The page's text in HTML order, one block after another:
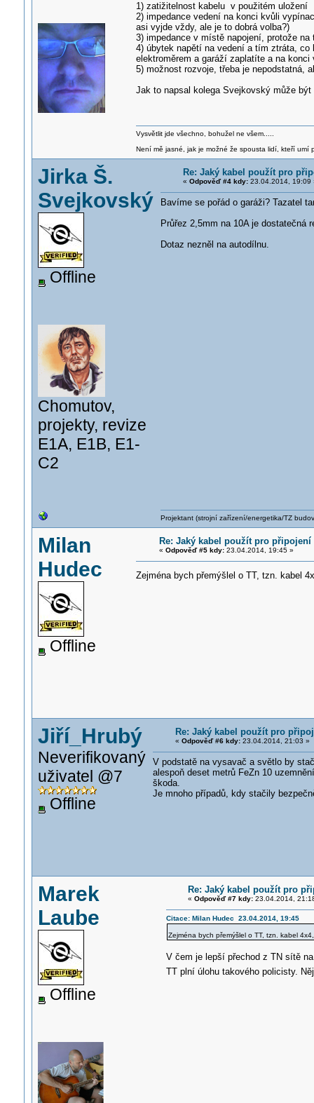
1) zatižitelnost kabelu v použitém uložení
2) impedance vedení na konci kvůli
asi vyjde vždy, ale je to dobrá volba?)
3) impedance v místě napojení, protože na
4) úbytek napětí na vedení a tím ztráta,
elektroměrem a garáží zaplatíte a na
5) možnost rozvoje, třeba je nepodstatná,
Jak to napsal kolega Svejkovský může
Vysvětlit jde všechno, bohužel ne všem.....
Není mě jasné, jak je možné že spousta lidí, kteří umí
Jirka Š.
Svejkovský
Offline
Chomutov,
projekty, revize
E1A, E1B, E1-
C2
Re: Jaký kabel použít pro
« Odpověď #4 kdy:23.04.2014, 19:09
Bavíme se pořád o garáži? Tazatel
Průřez 2,5mm na 10A je dostatečná
Dotaz nezněl na autodílnu.
Projektant (strojní zařízení/energetika/TZ
Milan
Hudec
Offline
Re: Jaký kabel použít pro
« Odpověď #5 kdy:23.04.2014, 19:45 »
Zejména bych přemýšlel o TT, tzn. kabel
Jiří_Hrubý
Neverifikovaný
uživatel @7
Offline
Re: Jaký kabel použít pro
« Odpověď #6 kdy:23.04.2014, 21:03 »
V podstatě na vysavač a světlo by
alespoň deset metrů FeZn 10
škoda.
Je mnoho případů, kdy stačily
Marek
Laube
Offline
Re: Jaký kabel použít pro
« Odpověď #7 kdy:23.04.2014,
Citace: Milan Hudec 23.04.2014, 19:45
Zejména bych přemýšlel o TT, tzn. kabel
V čem je lepší přechod z TN sítě
TT plní úlohu takového policisty.